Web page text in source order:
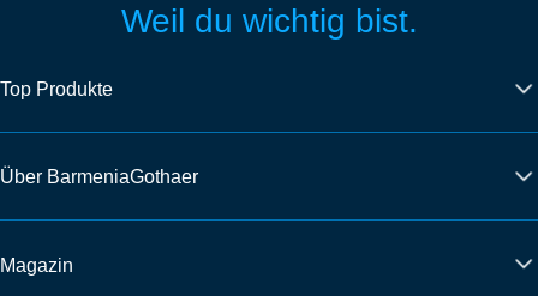
Weil du wichtig bist.
Top Produkte
Über BarmeniaGothaer
Magazin